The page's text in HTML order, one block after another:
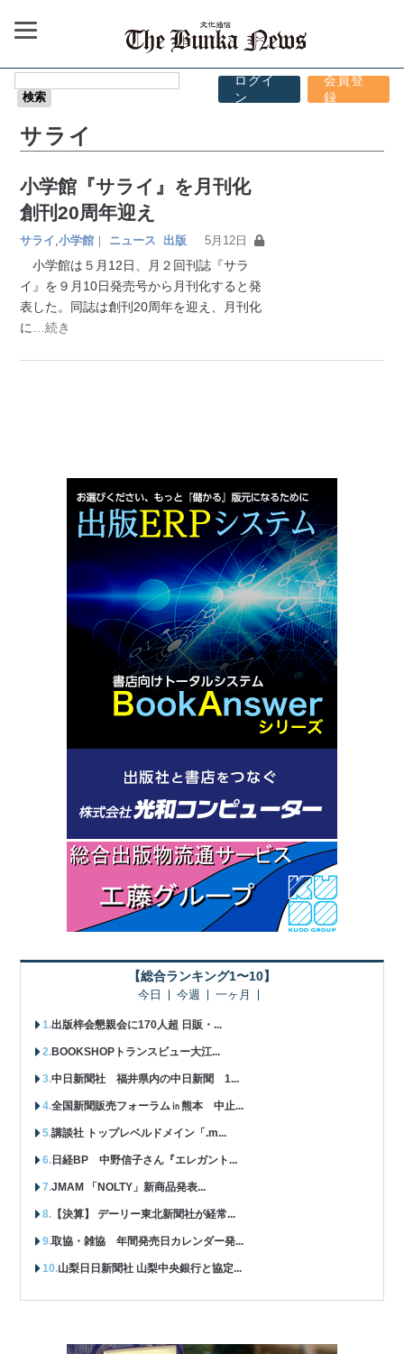
ログイ
ン
会員登
録
サライ
小学館『サライ』を月刊化
創刊20周年迎え
サライ ,小学館 ｜ ニュース 出版 5月12日
小学館は５月12日、月２回刊誌『サラ
イ』を９月10日発売号から月刊化すると発
表した。同誌は創刊20周年を迎え、月刊化
に
…続き
【総合ランキング1〜10】
今日 今週 一ヶ月
出版梓会懇親会に170人超 日販・...
BOOKSHOPトランスビュー大江...
中日新聞社 福井県内の中日新聞 1...
全国新聞販売フォーラム㏌熊本 中止...
講談社 トップレベルドメイン「.m...
日経BP 中野信子さん『エレガント...
JMAM 「NOLTY」新商品発表...
【決算】 デーリー東北新聞社が経常...
取協・雑協 年間発売日カレンダー発...
山梨日日新聞社 山梨中央銀行と協定...